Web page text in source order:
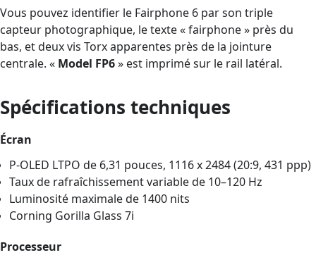
Vous pouvez identifier le Fairphone 6 par son triple
capteur photographique, le texte « fairphone » près du
bas, et deux vis Torx apparentes près de la jointure
centrale. « Model FP6» est imprimé sur le rail latéral.
Spécifications techniques
Écran
P-OLED LTPO de 6,31 pouces, 1116 x 2484 (20:9, 431 ppp)
Taux de rafraîchissement variable de 10–120 Hz
Luminosité maximale de 1400 nits
Corning Gorilla Glass 7i
Processeur